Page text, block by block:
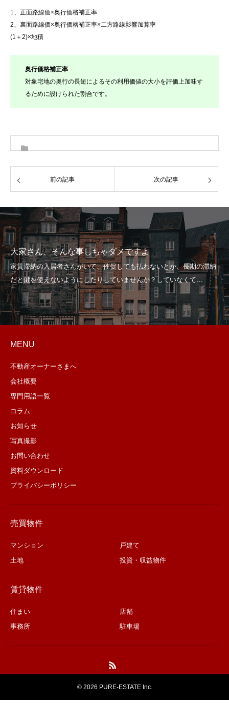
1、正面路線価×奥行価格補正率
2、裏面路線価×奥行価格補正率×二方路線影響加算率
(1＋2)×地積
奥行価格補正率
対象宅地の奥行の長短によるその利用価値の大小を評価上加味す
るために設けられた割合です。
前の記事 次の記事
大家さん、そんな事しちゃダメですよ
MENU
不動産オーナーさまへ
会社概要
専門用語一覧
コラム
お知らせ
写真撮影
お問い合わせ
資料ダウンロード
プライバシーポリシー
売買物件
マンション
戸建て
土地
投資・収益物件
賃貸物件
住まい
店舗
事務所
駐車場
© 2026 PURE-ESTATE Inc.